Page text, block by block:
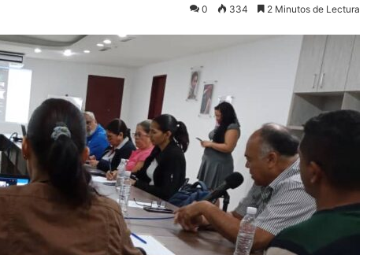
0 334 2 Minutos de Lectura